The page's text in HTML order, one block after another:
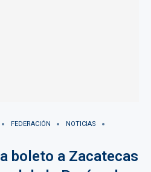
FEDERACIÓN
NOTICIAS
boleto a Zacatecas